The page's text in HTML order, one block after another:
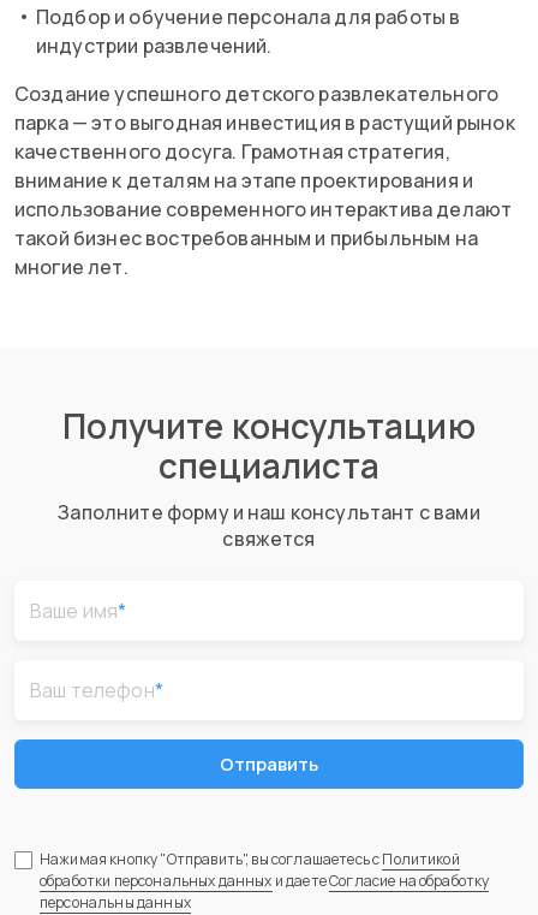
Подбор и обучение персонала для работы в
индустрии развлечений.
Создание успешного детского развлекательного
парка — это выгодная инвестиция в растущий рынок
качественного досуга. Грамотная стратегия,
внимание к деталям на этапе проектирования и
использование современного интерактива делают
такой бизнес востребованным и прибыльным на
многие лет.
Получите консультацию
специалиста
Заполните форму и наш консультант с вами
свяжется
Ваше имя*
Ваш телефон*
Отправить
Нажимая кнопку "Отправить", вы соглашаетесь сПолитикой
обработки персональных данных и даетеСогласие на обработку
персональны данных